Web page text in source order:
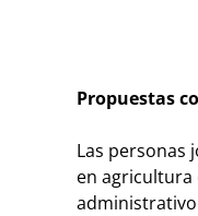
Propuestas
Las personas
en agricultura
administrativo